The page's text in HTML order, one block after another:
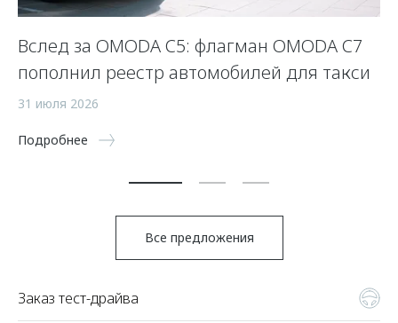
Вслед за OMODA C5: флагман OMODA C7
пополнил реестр автомобилей для такси
31 июля 2026
Подробнее
Все предложения
Заказ тест-драйва